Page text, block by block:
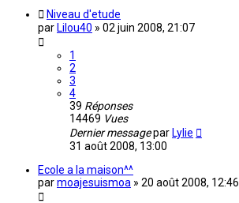
Niveau d'etude
par Lilou40 » 02 juin 2008, 21:07
1
2
3
4
39 Réponses
14469 Vues
Dernier messagepar Lylie
31 août 2008, 13:00
Ecole a la maison^^
parmoajesuismoa » 20 août 2008, 12:46